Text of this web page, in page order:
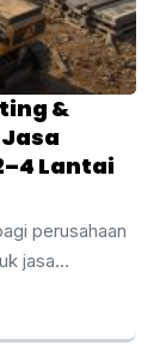
&
Lantai
perusahaan
jasa
untuk